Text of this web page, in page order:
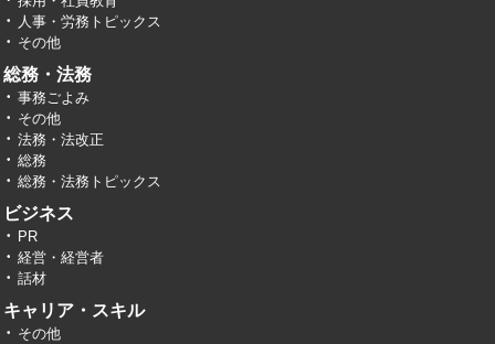
人事・労務トピックス
その他
総務・法務
事務ごよみ
その他
法務・法改正
総務
総務・法務トピックス
ビジネス
PR
経営・経営者
話材
キャリア・スキル
その他